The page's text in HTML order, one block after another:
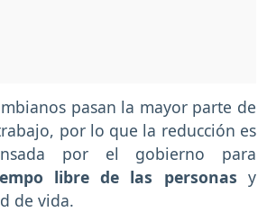
pasan la mayor parte de
por lo que la reducción es
por el gobierno para
libre de las personas y
de vida.